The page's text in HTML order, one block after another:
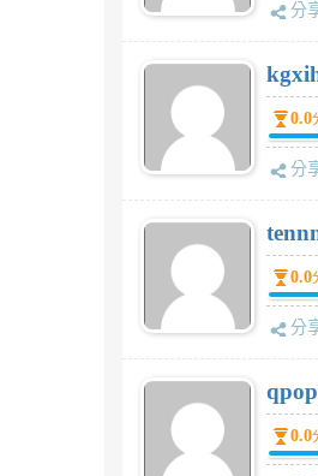
分
0.0
分
0.0
分
0.0